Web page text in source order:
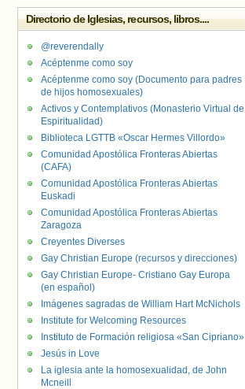
Directorio de Iglesias, recursos, libros....
@reverendally
Acéptenme como soy
Acéptenme como soy (Documento para padres
de hijos homosexuales)
Activos y Contemplativos (Monasterio Virtual de
Espiritualidad)
Biblioteca LGTTB «Oscar Hermes Villordo»
Comunidad Apostólica Fronteras Abiertas
(CAFA)
Comunidad Apostólica Fronteras Abiertas
Euskadi
Comunidad Apostólica Fronteras Abiertas
Zaragoza
Creyentes Diverses
Gay Christian Europe (recursos y direcciones)
Gay Christian Europe- Cristiano Gay Europa
(en español)
Imágenes sagradas de William Hart McNichols
Institute for Welcoming Resources
Instituto de Formación religiosa «San Cipriano»
Jesús in Love
La iglesia ante la homosexualidad, de John
Mcneill